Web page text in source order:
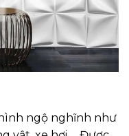
ngộ nghĩnh như